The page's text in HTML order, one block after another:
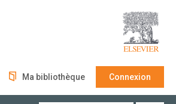
Ma bibliothèque Connexion